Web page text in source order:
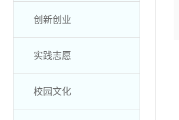
创新创业
实践志愿
校园文化